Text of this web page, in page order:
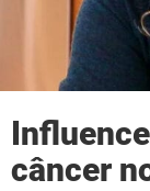
câncer